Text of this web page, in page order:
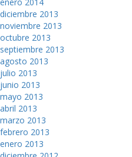
diciembre 2013
noviembre 2013
octubre 2013
septiembre 2013
agosto 2013
julio 2013
junio 2013
mayo 2013
abril 2013
marzo 2013
febrero 2013
enero 2013